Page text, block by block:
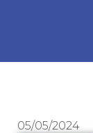
05/05/2024